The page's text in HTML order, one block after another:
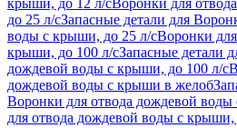
крыши, до 12 л/сВоронки для
до 25 л/сЗапасные детали для
воды с крыши, до 25 л/сВоронки
крыши, до 100 л/сЗапасные детали
дождевой воды с крыши, до 100 л/с
дождевой воды с крыши в желоб
Воронки для отвода дождевой
для отвода дождевой воды с крыши,